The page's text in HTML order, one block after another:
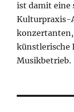
ist damit eine
Kulturpraxis-
künstlerische
Musikbetrieb.